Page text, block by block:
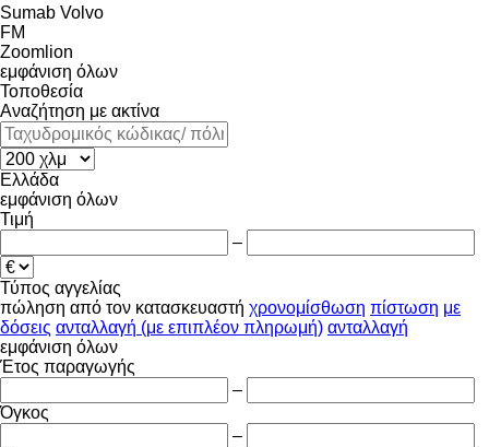
Sumab Volvo
FM
Zoomlion
εμφάνιση όλων
Τοποθεσία
Αναζήτηση με ακτίνα
Ελλάδα
εμφάνιση όλων
Τιμή
–
Τύπος αγγελίας
πώληση από τον κατασκευαστή χρονομίσθωση πίστωση με
δόσεις ανταλλαγή (με επιπλέον πληρωμή) ανταλλαγή
εμφάνιση όλων
Έτος παραγωγής
–
Όγκος
–